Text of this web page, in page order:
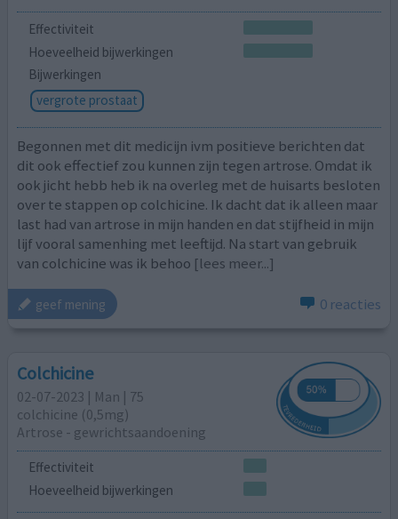
Effectiviteit
Hoeveelheid bijwerkingen
Bijwerkingen
vergrote prostaat
Begonnen met dit medicijn ivm positieve berichten dat
dit ook effectief zou kunnen zijn tegen artrose. Omdat ik
ook jicht hebb heb ik na overleg met de huisarts besloten
over te stappen op colchicine. Ik dacht dat ik alleen maar
last had van artrose in mijn handen en dat stijfheid in mijn
lijf vooral samenhing met leeftijd. Na start van gebruik
van colchicine was ik behoo [lees meer...]
geef mening 0 reacties
Colchicine
02-07-2023 | Man | 75
colchicine (0,5mg)
Artrose - gewrichtsaandoening
Effectiviteit
Hoeveelheid bijwerkingen